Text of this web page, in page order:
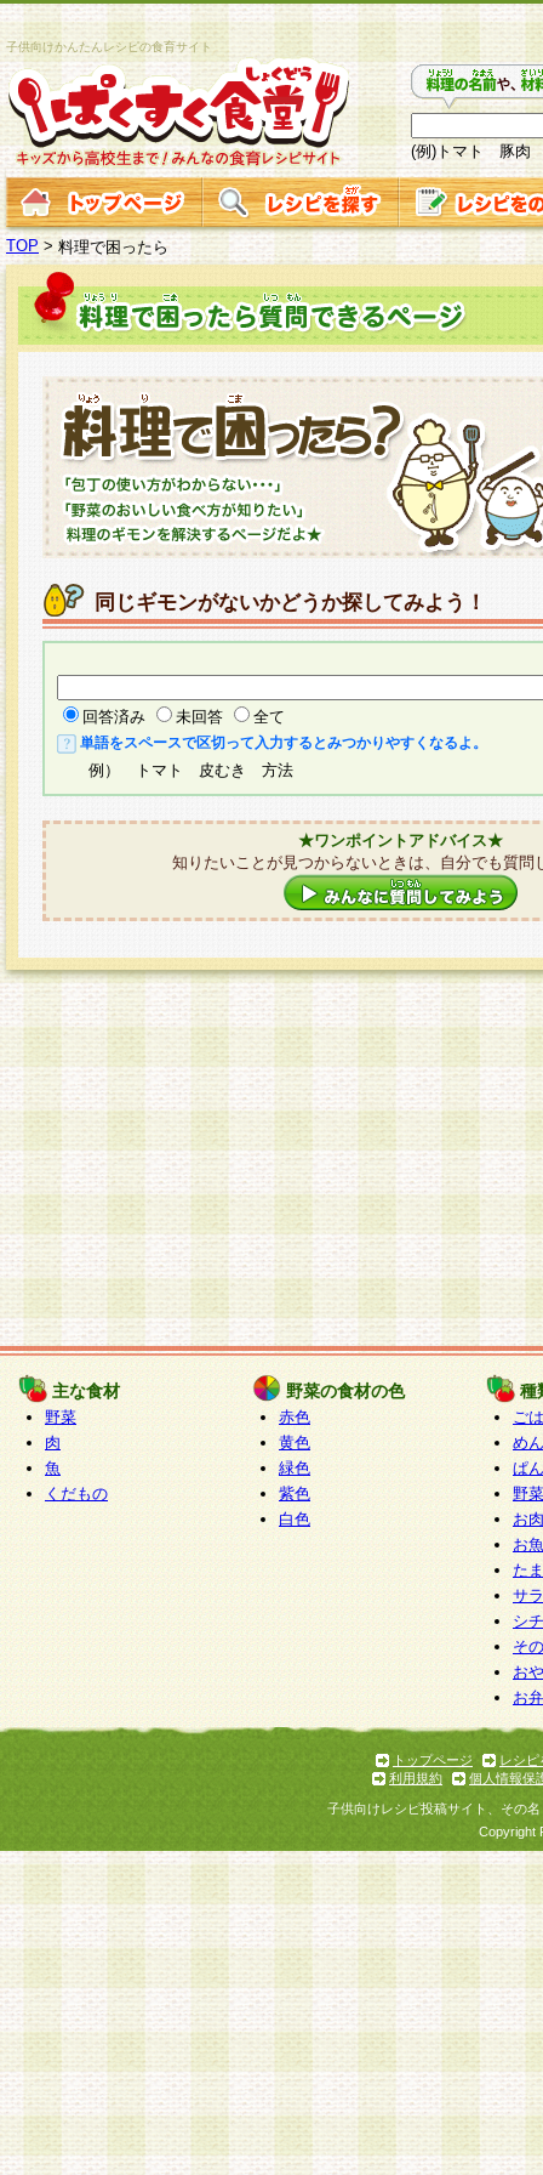
子供向けかんたんレシピの食育サイト
(例)トマト 豚肉
TOP >料理で困ったら
同じギモンがないかどうか探してみよう！
回答済み 未回答 全て
単語をスペースで区切って入力するとみつかりやすくなるよ。
例） トマト 皮むき 方法
★ワンポイントアドバイス★
知りたいことが見つからないときは、自分でも質問
主な食材
野菜
肉
魚
くだもの
野菜の食材の色
赤色
黄色
緑色
紫色
白色
種
ご
めん
ぱん
野
お
お
た
サ
シ
そ
お
お
トップページ
レシピ
利用規約
個人情報保
子供向けレシピ投稿サイト、その
Copyright